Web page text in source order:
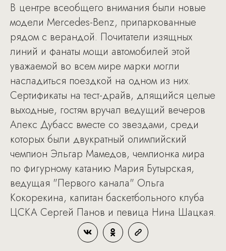
В центре всеобщего внимания были новые
модели Mercedes-Benz, припаркованные
рядом с верандой. Почитатели изящных
линий и фанаты мощи автомобилей этой
уважаемой во всем мире марки могли
насладиться поездкой на одном из них.
Сертификаты на тест-драйв, длящийся целые
выходные, гостям вручал ведущий вечеров
Алекс Дубасc вместе со звездами, среди
которых были двукратный олимпийский
чемпион Эльгар Мамедов, чемпионка мира
по фигурному катанию Мария Бутырская,
ведущая "Первого канала" Ольга
Кокорекина, капитан баскетбольного клуба
ЦСКА Сергей Панов и певица Нина Шацкая.